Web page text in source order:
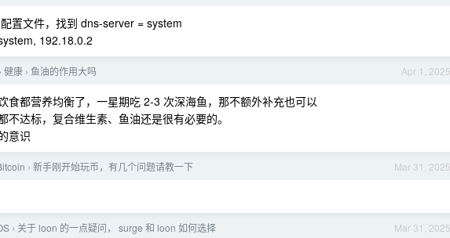
置文件，找到 dns-server = system
192.18.0.2
Apr 1, 2025
› 健康 › 鱼油的作用大吗
食都营养均衡了，一星期吃 2-3 次深海鱼，那不额外补充也可以
达标，复合维生素、鱼油还是很有必要的。
意识
Mar 31, 2025
› 新手刚开始玩币，有几个问题请教一下
Mar 31, 2025
› 关于 loon 的一点疑问， surge 和 loon 如何选择